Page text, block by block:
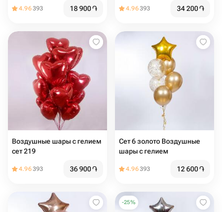
4.96393 18 900֏ 4.96393 34 200֏
Воздушные шары с гелием
сет 219
4.96393 36 900֏
Сет 6 золото Воздушные
шары с гелием
4.96393 12 600֏
-25%